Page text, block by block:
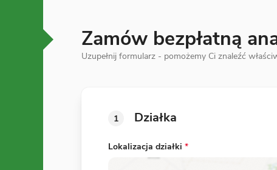
Zamów bezpłatną
Uzupełnij formularz - pomożemy Ci znaleźć
1 Działka
Lokalizacja działki *